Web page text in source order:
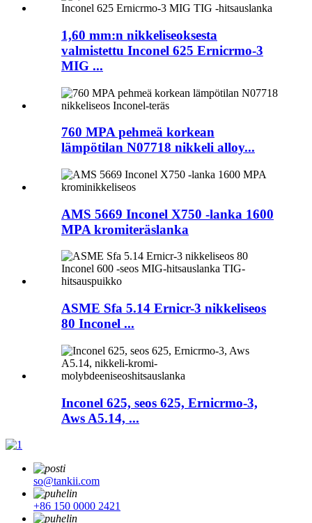
1,60 mm:n nikkeliseoksesta
valmistettu Inconel 625 Ernicrmo-3
MIG ...
760 MPA pehmeä korkean
lämpötilan N07718 nikkeli alloy...
AMS 5669 Inconel X750 -lanka 1600
MPA kromiteräslanka
ASME Sfa 5.14 Ernicr-3 nikkeliseos
80 Inconel ...
Inconel 625, seos 625, Ernicrmo-3,
Aws A5.14, ...
so@tankii.com
+86 150 0000 2421